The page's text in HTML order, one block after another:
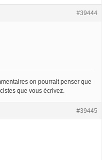
#39444
on pourrait penser que
que vous écrivez.
#39445